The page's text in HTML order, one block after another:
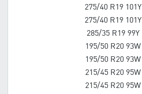
275/40 R19 101Y
275/40 R19 101Y
285/35 R19 99Y
195/50 R20 93W
195/50 R20 93W
215/45 R20 95W
215/45 R20 95W